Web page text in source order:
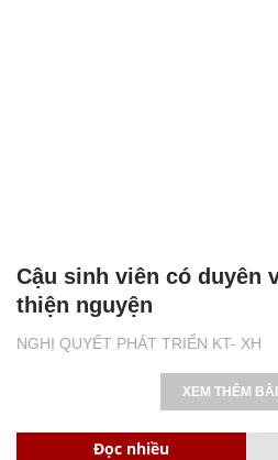
NGHỊ QUYẾT PHÁT TRIỂN KT- XH
Cậu sinh viên có duyên
thiện nguyện
XEM THÊM
Đọc nhiều